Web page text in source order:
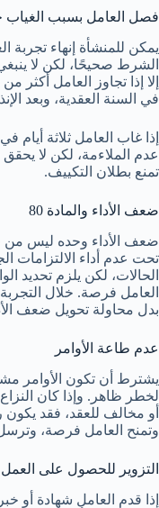
فصل العامل بسبب الغياب
يمكن للمنشأة إنهاء تجربة
في السنة العقدية، وبعد
إذا غاب العامل ثلاثة
تمنع بطلان التكييف.
ضعف الأداء والمادة 80
تحت عدم أداء الالتزامات
الحالات، لكن يلزم تحديد
العامل فرصة. خلال
بدل محاولة تحويل ضعف
عدم طاعة الأوامر
يشترط أن تكون الأوامر
لخطر ظاهر. وإذا كان
أو مخالف للعقد، فقد يكون
وتمنح العامل فرصة، وترسل
التزوير للحصول على العمل